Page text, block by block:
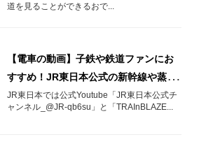
道を見ることができるおで...
【電車の動画】子鉄や鉄道ファンにお
すすめ！JR東日本公式の新幹線や蒸気
機関車・電車の動画10選
JR東日本では公式Youtube「JR東日本公式チ
ャンネル_@JR-qb6su」と「TRAInBLAZE...